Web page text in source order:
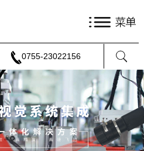
0755-23022156